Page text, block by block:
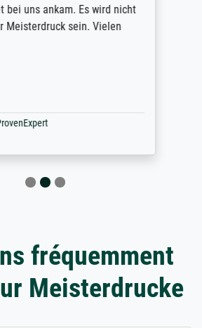
bei uns ankam. Es wird nicht
Meisterdruck sein. Vielen
fréquemment
Meisterdrucke